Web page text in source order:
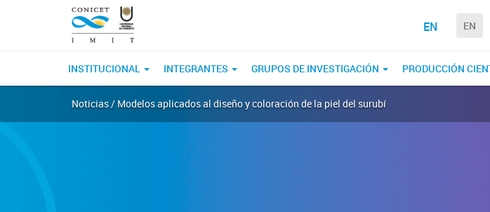
EN EN
INSTITUCIONAL INTEGRANTES GRUPOS DE INVESTIGACIÓN PRODUCCIÓN
Noticias / Modelos aplicados al diseño y coloración de la piel del surubí